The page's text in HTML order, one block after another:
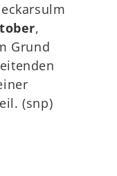
,
Grund
(snp)